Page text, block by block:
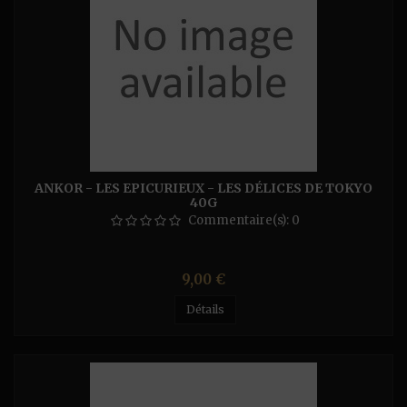
ANKOR - LES EPICURIEUX - LES DÉLICES DE TOKYO
40G
Commentaire(s): 0
Prix
9,00 €
Détails